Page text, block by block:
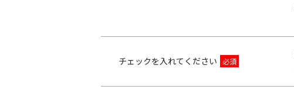
チェックを入れてください